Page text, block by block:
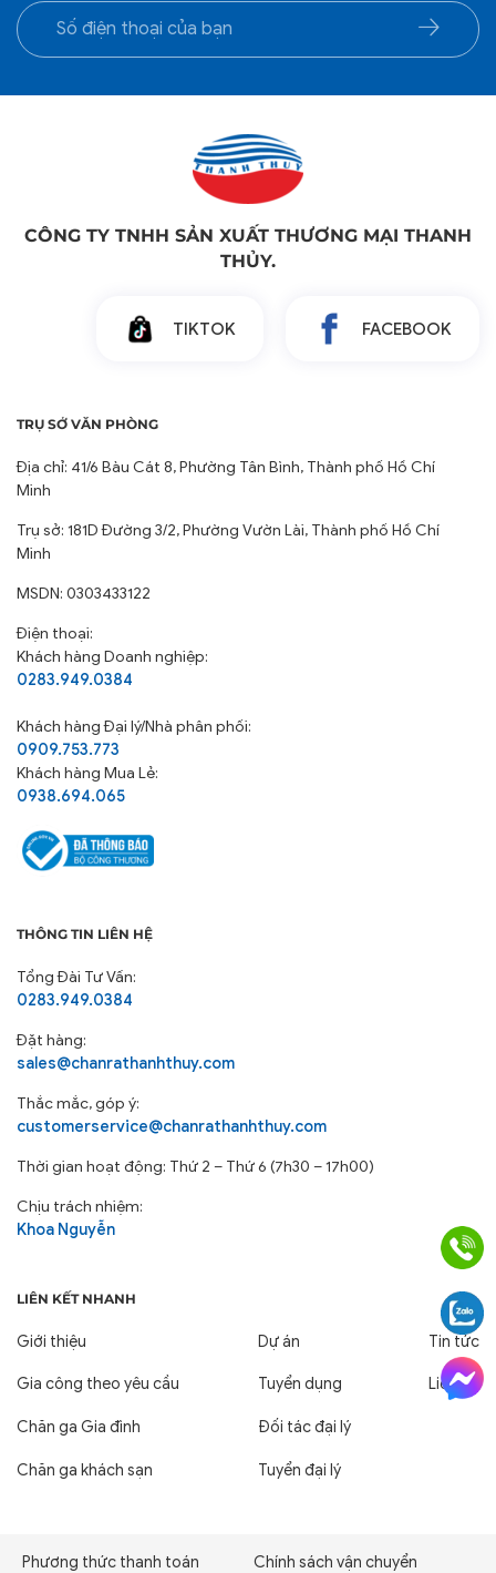
CÔNG TY TNHH SẢN XUẤT THƯƠNG MẠI THANH
THỦY.
TIKTOK FACEBOOK
TRỤ SỞ VĂN PHÒNG
Địa chỉ: 41/6 Bàu Cát 8, Phường Tân Bình, Thành phố Hồ Chí
Minh
Trụ sở: 181D Đường 3/2, Phường Vườn Lài, Thành phố Hồ Chí
Minh
MSDN: 0303433122
Điện thoại:
Khách hàng Doanh nghiệp:
0283.949.0384
Khách hàngĐại lý/Nhà phân phối:
0909.753.773
Khách hàng Mua Lẻ:
0938.694.065
THÔNG TIN LIÊN HỆ
Tổng Đài Tư Vấn:
0283.949.0384
Đặt hàng:
sales@chanrathanhthuy.com
Thắc mắc, góp ý:
customerservice@chanrathanhthuy.com
Thời gian hoạt động: Thứ 2 – Thứ 6 (7h30 – 17h00)
Chịu trách nhiệm:
Khoa Nguyễn
LIÊN KẾT NHANH
Giới thiệu
Gia công theo yêu cầu
Chăn ga Gia đình
Chăn ga khách sạn
Dự án
Tuyển dụng
Đối tác đại lý
Tuyển đại lý
Tin tức
Liên hệ
Phương thức thanh toán Chính sách vận chuyển